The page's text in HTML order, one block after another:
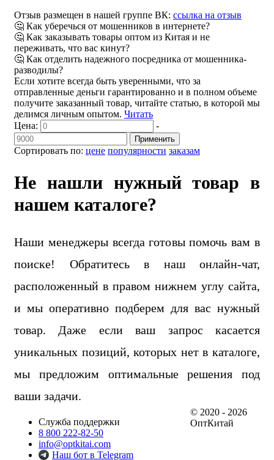
Отзыв размещен в нашей группе ВК: ссылка на отзыв
🤔 Как уберечься от мошенников в интернете?
🤔 Как заказывать товары оптом из Китая и не
переживать, что вас кинут?
🤔 Как отделить надежного посредника от мошенника-
разводилы?
Если хотите всегда быть уверенными, что за
отправленные деньги гарантированно и в полном объеме
получите заказанный товар, читайте статью, в которой мы
делимся личным опытом. Читать
Сортировать по: цене популярности заказам
Цена: -
Применить
Не нашли нужный товар в
нашем каталоге?
Наши менеджеры всегда готовы помочь вам в
поиске! Обратитесь в наш онлайн-чат,
расположенный в правом нижнем углу сайта,
и мы оперативно подберем для вас нужный
товар. Даже если ваш запрос касается
уникальных позиций, которых нет в каталоге,
мы предложим оптимальные решения под
ваши задачи.
Служба поддержки
8 800 222-82-50
info@optkitai.com
Наш бот в Telegram
© 2020 - 2026
ОптКитай